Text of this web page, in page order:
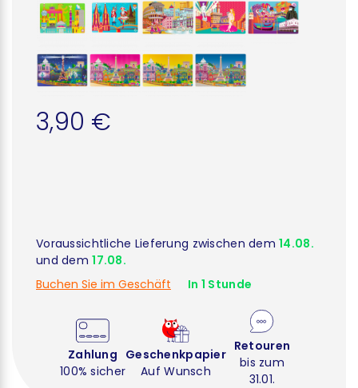
3,90 €
Voraussichtliche Lieferung zwischen dem14.08.
und dem17.08.
Buchen Sie im Geschäft
In 1 Stunde
Zahlung
100% sicher
Geschenkpapier
Auf Wunsch
Retouren
bis zum
31.01.